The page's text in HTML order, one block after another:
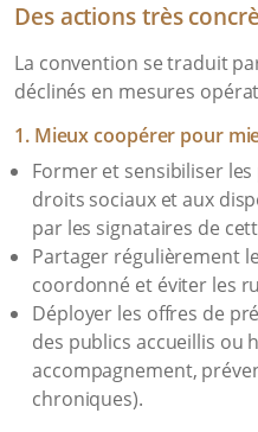
Des actions très
La convention se traduit
déclinés en mesures
1. Mieux coopérer pour
Former et sensibiliser
droits sociaux et aux
par les signataires de
Partager régulièrement
coordonné et éviter les
Déployer les offres de
des publics accueillis ou
accompagnement,
chroniques).